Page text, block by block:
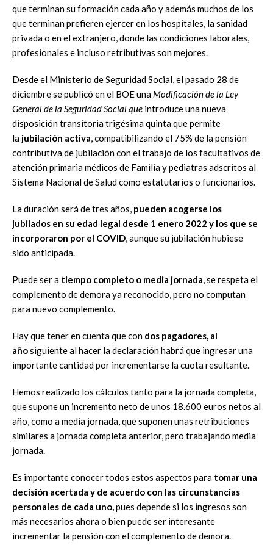
que terminan su formación cada año y además muchos de los
que terminan prefieren ejercer en los hospitales, la sanidad
privada o en el extranjero, donde las condiciones laborales,
profesionales e incluso retributivas son mejores.
Desde el Ministerio de Seguridad Social, el pasado 28 de
diciembre se publicó en el BOE una Modificación de la Ley
General de la Seguridad Social que introduce una nueva
disposición transitoria trigésima quinta que permite
la jubilación activa, compatibilizando el 75% de la pensión
contributiva de jubilación con el trabajo de los facultativos de
atención primaria médicos de Familia y pediatras adscritos al
Sistema Nacional de Salud como estatutarios o funcionarios.
La duración será de tres años, pueden acogerse los
jubilados en su edad legal desde 1 enero 2022 y los que se
incorporaron por el COVID, aunque su jubilación hubiese
sido anticipada.
Puede ser a tiempo completo o media jornada, se respeta el
complemento de demora ya reconocido, pero no computan
para nuevo complemento.
Hay que tener en cuenta que con dos pagadores, al
añosiguiente al hacer la declaración habrá que ingresar una
importante cantidad por incrementarse la cuota resultante.
Hemos realizado los cálculos tanto para la jornada completa,
que supone un incremento neto de unos 18.600 euros netos al
año, como a media jornada, que suponen unas retribuciones
similares a jornada completa anterior, pero trabajando media
jornada.
Es importante conocer todos estos aspectos para tomar una
decisión acertada y de acuerdo con las circunstancias
personales de cada uno,pues depende si los ingresos son
más necesarios ahora o bien puede ser interesante
incrementar la pensión con el complemento de demora.